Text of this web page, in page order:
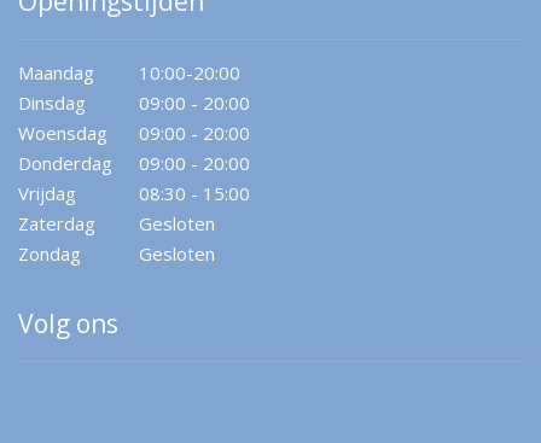
Maandag
10:00-20:00
Dinsdag
09:00 - 20:00
Woensdag
09:00 - 20:00
Donderdag
09:00 - 20:00
Vrijdag
08:30 - 15:00
Zaterdag
Gesloten
Zondag
Gesloten
Volg ons